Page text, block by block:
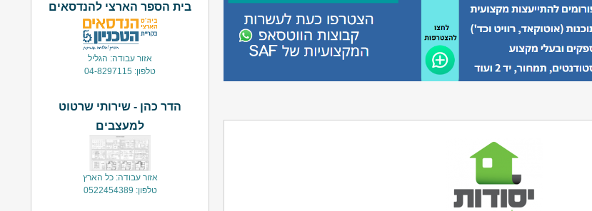
בית הספר הארצי להנדסאים
אזור עבודה: הגליל
טלפון: 04-8297115
הדר כהן - שירותי שרטוט
למעצבים
אזור עבודה: כל הארץ
טלפון: 0522454389